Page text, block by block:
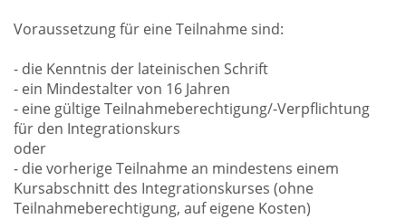
Voraussetzung für eine Teilnahme sind:
- die Kenntnis der lateinischen Schrift
- ein Mindestalter von 16 Jahren
- eine gültige Teilnahmeberechtigung/-Verpflichtung
für den Integrationskurs
oder
- die vorherige Teilnahme an mindestens einem
Kursabschnitt des Integrationskurses (ohne
Teilnahmeberechtigung, auf eigene Kosten)